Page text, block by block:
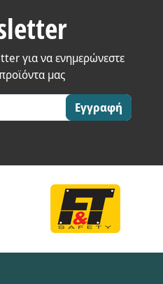
για να ενημερώνεστε
μας
Εγγραφή